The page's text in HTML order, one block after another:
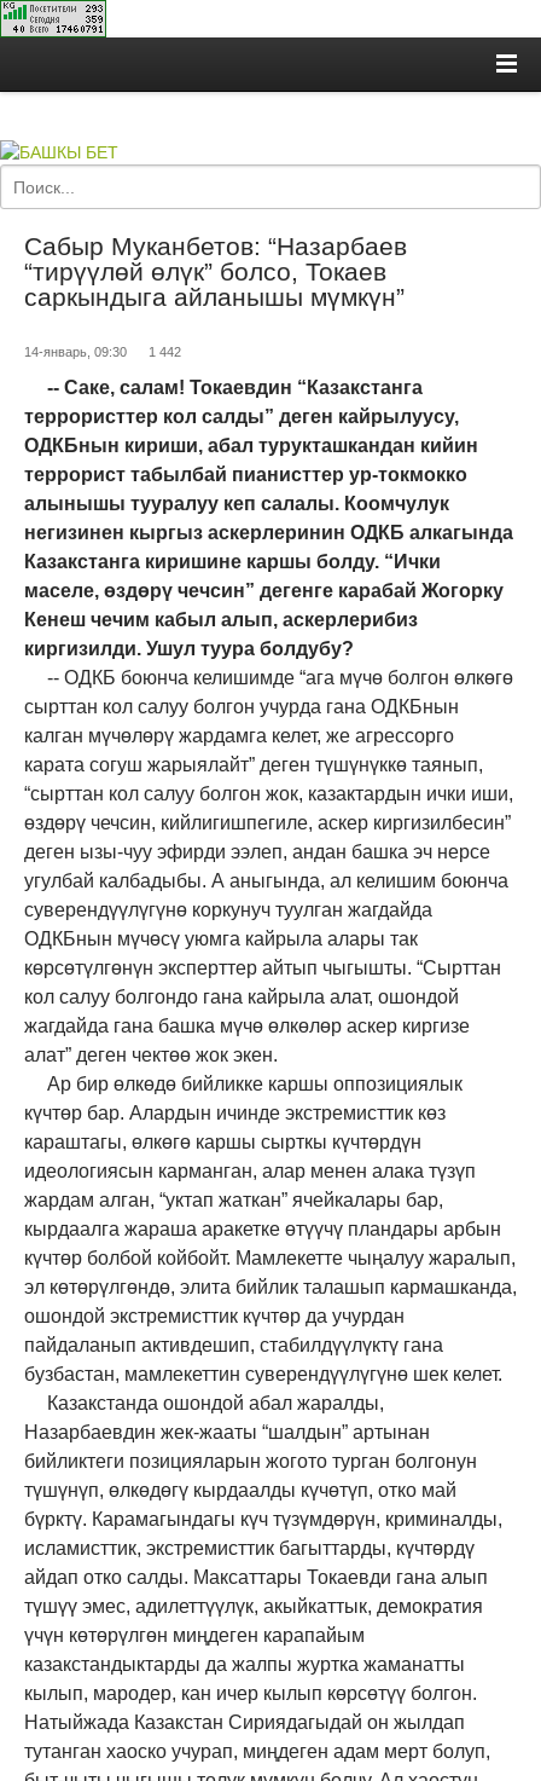
Сабыр Муканбетов: “Назарбаев
“тирүүлөй өлүк” болсо, Токаев
саркындыга айланышы мүмкүн”
14-январь, 09:30 1 442
-- Саке, салам! Токаевдин “Казакстанга
террористтер кол салды” деген кайрылуусу,
ОДКБнын кириши, абал турукташкандан кийин
террорист табылбай пианисттер ур-токмокко
алынышы тууралуу кеп салалы. Коомчулук
негизинен кыргыз аскерлеринин ОДКБ алкагында
Казакстанга киришине каршы болду. “Ички
маселе, өздөрү чечсин” дегенге карабай Жогорку
Кенеш чечим кабыл алып, аскерлерибиз
киргизилди. Ушул туура болдубу?
-- ОДКБ боюнча келишимде “ага мүчө болгон өлкөгө
сырттан кол салуу болгон учурда гана ОДКБнын
калган мүчөлөрү жардамга келет, же агрессорго
карата согуш жарыялайт” деген түшүнүккө таянып,
“сырттан кол салуу болгон жок, казактардын ички иши,
өздөрү чечсин, кийлигишпегиле, аскер киргизилбесин”
деген ызы-чуу эфирди ээлеп, андан башка эч нерсе
угулбай калбадыбы. А аныгында, ал келишим боюнча
суверендүүлүгүнө коркунуч туулган жагдайда
ОДКБнын мүчөсү уюмга кайрыла алары так
көрсөтүлгөнүн эксперттер айтып чыгышты. “Сырттан
кол салуу болгондо гана кайрыла алат, ошондой
жагдайда гана башка мүчө өлкөлөр аскер киргизе
алат” деген чектөө жок экен.
Ар бир өлкөдө бийликке каршы оппозициялык
күчтөр бар. Алардын ичинде экстремисттик көз
караштагы, өлкөгө каршы сырткы күчтөрдүн
идеологиясын карманган, алар менен алака түзүп
жардам алган, “уктап жаткан” ячейкалары бар,
кырдаалга жараша аракетке өтүүчү пландары арбын
күчтөр болбой койбойт. Мамлекетте чыңалуу жаралып,
эл көтөрүлгөндө, элита бийлик талашып кармашканда,
ошондой экстремисттик күчтөр да учурдан
пайдаланып активдешип, стабилдүүлүктү гана
бузбастан, мамлекеттин суверендүүлүгүнө шек келет.
Казакстанда ошондой абал жаралды,
Назарбаевдин жек-жааты “шалдын” артынан
бийликтеги позицияларын жогото турган болгонун
түшүнүп, өлкөдөгү кырдаалды күчөтүп, отко май
бүрктү. Карамагындагы күч түзүмдөрүн, криминалды,
исламисттик, экстремисттик багыттарды, күчтөрдү
айдап отко салды. Максаттары Токаевди гана алып
түшүү эмес, адилеттүүлүк, акыйкаттык, демократия
үчүн көтөрүлгөн миңдеген карапайым
казакстандыктарды да жалпы журтка жаманатты
кылып, мародер, кан ичер кылып көрсөтүү болгон.
Натыйжада Казакстан Сириядагыдай он жылдап
тутанган хаоско учурап, миңдеген адам мерт болуп,